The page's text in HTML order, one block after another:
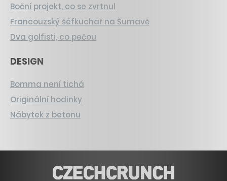
Boční projekt, co se zvrtnul
Francouzský šéfkuchař na Šumavě
Dva golfisti, co pečou
DESIGN
Bomma není tichá
Originální hodinky
Nábytek z betonu